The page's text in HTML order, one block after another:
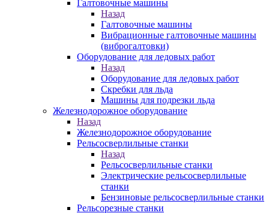
Галтовочные машины
Назад
Галтовочные машины
Вибрационные галтовочные машины
(виброгалтовки)
Оборудование для ледовых работ
Назад
Оборудование для ледовых работ
Скребки для льда
Машины для подрезки льда
Железнодорожное оборудование
Назад
Железнодорожное оборудование
Рельсосверлильные станки
Назад
Рельсосверлильные станки
Электрические рельсосверлильные
станки
Бензиновые рельсосверлильные станки
Рельсорезные станки